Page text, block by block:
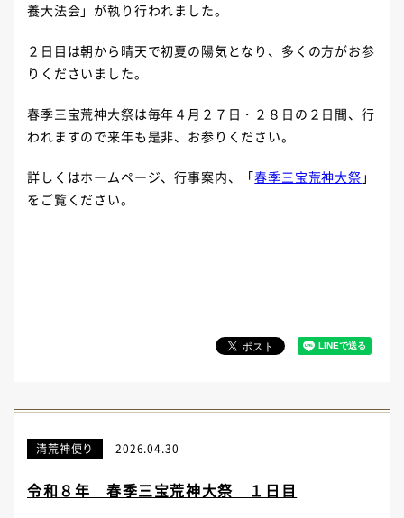
養大法会」が執り行われました。
２日目は朝から晴天で初夏の陽気となり、多くの方がお参
りくださいました。
春季三宝荒神大祭は毎年４月２７日・２８日の２日間、行
われますので来年も是非、お参りください。
詳しくはホームページ、行事案内、「春季三宝荒神大祭 」
をご覧ください。
清荒神便り 2026.04.30
令和８年 春季三宝荒神大祭 １日目